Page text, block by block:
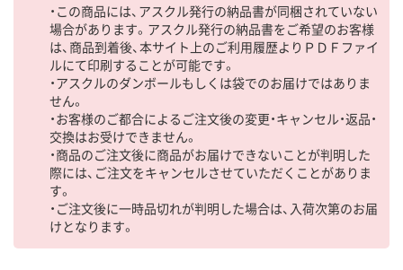
・この商品には、アスクル発行の納品書が同梱されていない
場合があります。アスクル発行の納品書をご希望のお客様
は、商品到着後、本サイト上のご利用履歴よりＰＤＦファイ
ルにて印刷することが可能です。
・アスクルのダンボールもしくは袋でのお届けではありま
せん。
・お客様のご都合によるご注文後の変更・キャンセル・返品・
交換はお受けできません。
・商品のご注文後に商品がお届けできないことが判明した
際には、ご注文をキャンセルさせていただくことがありま
す。
・ご注文後に一時品切れが判明した場合は、入荷次第のお届
けとなります。